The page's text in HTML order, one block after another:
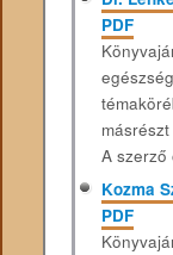
PDF
A szerző
Kozma
PDF